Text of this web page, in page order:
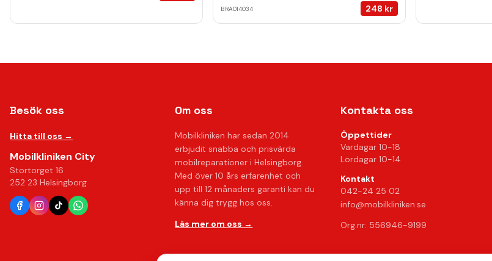
BRA014034 248 kr
Besök oss
Hitta till oss →
Mobilkliniken City
Stortorget 16
252 23 Helsingborg
Om oss
Mobilkliniken har sedan 2014
erbjudit snabba och prisvärda
mobilreparationer i Helsingborg.
Med över 10 års erfarenhet och
upp till 12 månaders garanti kan du
känna dig trygg hos oss.
Läs mer om oss →
Kontakta oss
Öppettider
Vardagar 10-18
Lördagar 10-14
Kontakt
042-24 25 02
info@mobilkliniken.se
Org.nr: 556946-9199